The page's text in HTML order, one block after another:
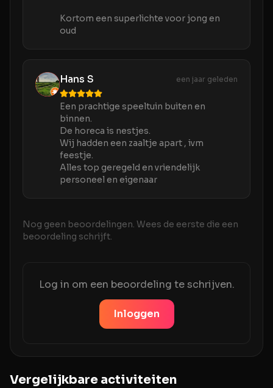
Kortom een superlichte voor jong en
oud
Hans S een jaar geleden
Een prachtige speeltuin buiten en
binnen.
De horeca is nestjes.
Wij hadden een zaaltje apart , ivm
feestje.
Alles top geregeld en vriendelijk
personeel en eigenaar
Nog geen beoordelingen. Wees de eerste die een
beoordeling schrijft.
Log in om een beoordeling te schrijven.
Inloggen
Vergelijkbare activiteiten